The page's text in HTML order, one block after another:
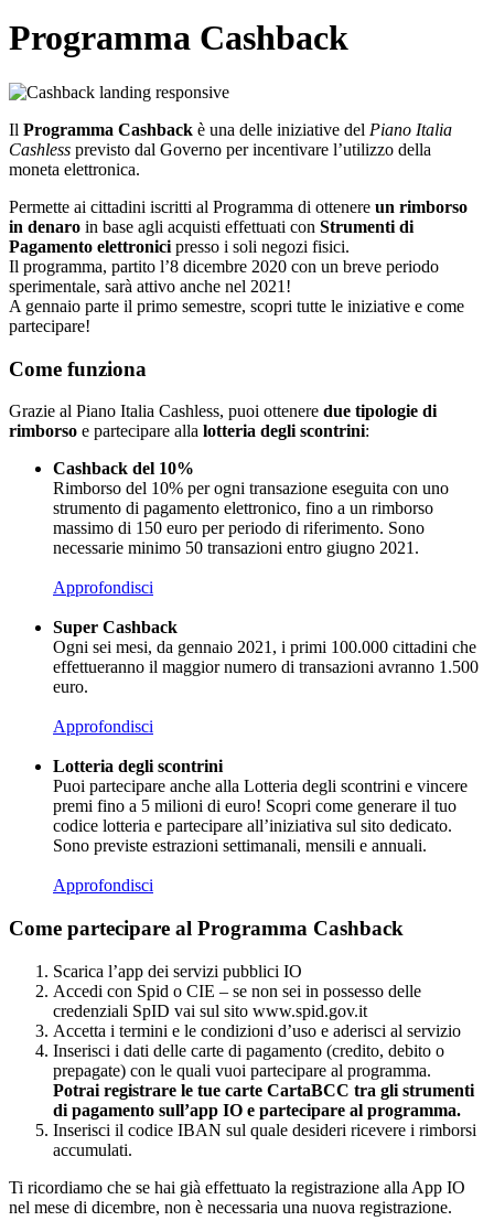
Programma Cashback
Il Programma Cashback è una delle iniziative del Piano Italia
Cashless previsto dal Governo per incentivare l’utilizzo della
moneta elettronica.
Permette ai cittadini iscritti al Programma di ottenere un rimborso
in denaro in base agli acquisti effettuati con Strumenti di
Pagamento elettronici presso i soli negozi fisici.
Il programma, partito l’8 dicembre 2020 con un breve periodo
sperimentale, sarà attivo anche nel 2021!
A gennaio parte il primo semestre, scopri tutte le iniziative e come
partecipare!
Come funziona
Grazie al Piano Italia Cashless, puoi ottenere due tipologie di
rimborso e partecipare alla lotteria degli scontrini:
Cashback del 10%
Rimborso del 10% per ogni transazione eseguita con uno
strumento di pagamento elettronico, fino a un rimborso
massimo di 150 euro per periodo di riferimento. Sono
necessarie minimo 50 transazioni entro giugno 2021.
Approfondisci
Super Cashback
Ogni sei mesi, da gennaio 2021, i primi 100.000 cittadini che
effettueranno il maggior numero di transazioni avranno 1.500
euro.
Approfondisci
Lotteria degli scontrini
Puoi partecipare anche alla Lotteria degli scontrini e vincere
premi fino a 5 milioni di euro! Scopri come generare il tuo
codice lotteria e partecipare all’iniziativa sul sito dedicato.
Sono previste estrazioni settimanali, mensili e annuali.
Approfondisci
Come partecipare al Programma Cashback
Scarica l’app dei servizi pubblici IO
Accedi con Spid o CIE – se non sei in possesso delle
credenziali SpID vai sul sito www.spid.gov.it
Accetta i termini e le condizioni d’uso e aderisci al servizio
Inserisci i dati delle carte di pagamento (credito, debito o
prepagate) con le quali vuoi partecipare al programma.
Potrai registrare le tue carte CartaBCC tra gli strumenti
di pagamento sull’app IO e partecipare al programma.
Inserisci il codice IBAN sul quale desideri ricevere i rimborsi
accumulati.
Ti ricordiamo che se hai già effettuato la registrazione alla App IO
nel mese di dicembre, non è necessaria una nuova registrazione.